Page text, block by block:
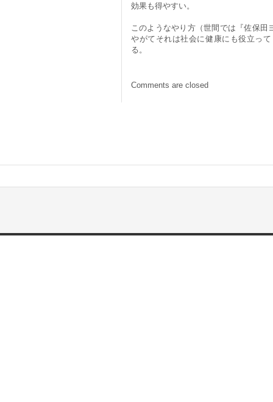
効果も得やすい。
このようなやり方（世間では『佐保
やがてそれは社会に健康にも役立っ
る。
Comments are closed